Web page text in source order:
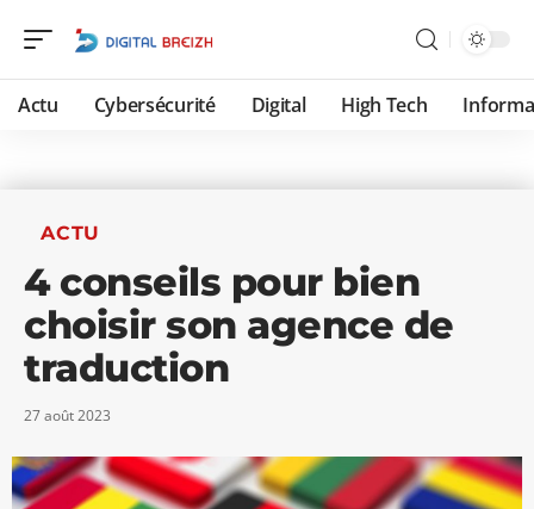
Actu Cybersécurité Digital High Tech
ACTU
4 conseils pour bien
choisir son agence de
traduction
27 août 2023